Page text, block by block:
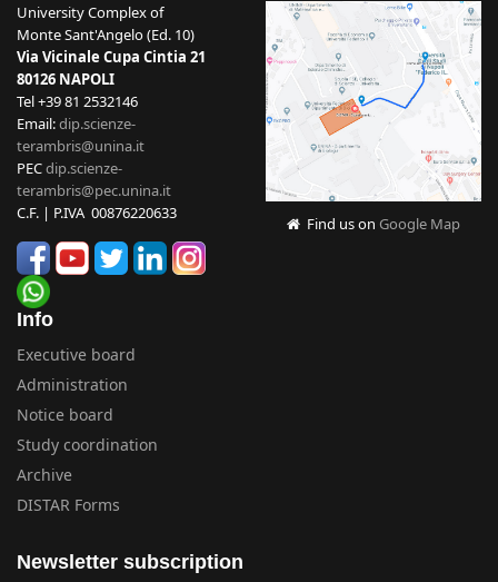
University Complex of
Monte Sant'Angelo (Ed. 10)
Via Vicinale Cupa Cintia 21
80126 NAPOLI
Tel +39 81 2532146
Email:dip.scienze-
terambris@unina.it
PECdip.scienze-
terambris@pec.unina.it
C.F. | P.IVA 00876220633
Find us on Google Map
Info
Executive board
Administration
Notice board
Study coordination
Archive
DISTAR Forms
Newsletter subscription